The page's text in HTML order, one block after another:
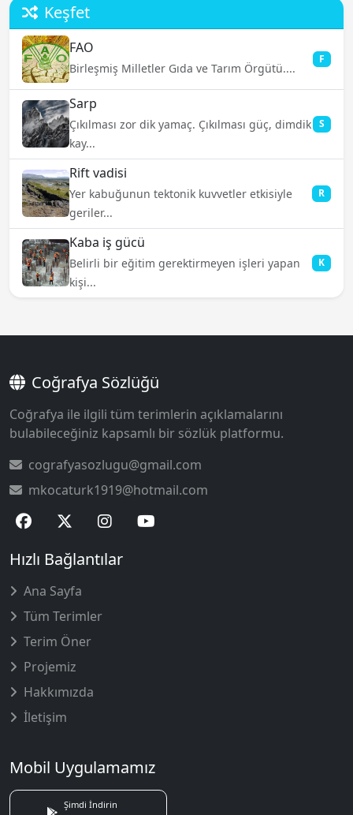
Keşfet
FAO
Birleşmiş Milletler Gıda ve Tarım Örgütü....
F
Sarp
Çıkılması zor dik yamaç. Çıkılması güç, dimdik
kay...
S
Rift vadisi
Yer kabuğunun tektonik kuvvetler etkisiyle
geriler...
R
Kaba iş gücü
Belirli bir eğitim gerektirmeyen işleri yapan
kişi...
K
Coğrafya Sözlüğü
Coğrafya ile ilgili tüm terimlerin açıklamalarını
bulabileceğiniz kapsamlı bir sözlük platformu.
cografyasozlugu@gmail.com
mkocaturk1919@hotmail.com
Hızlı Bağlantılar
Ana Sayfa
Tüm Terimler
Terim Öner
Projemiz
Hakkımızda
İletişim
Mobil Uygulamamız
Şimdi İndirin